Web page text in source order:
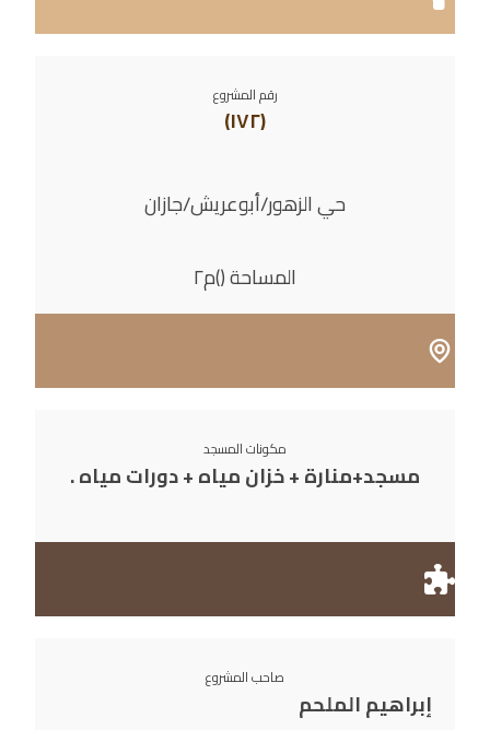
رقم المشروع
(١٧٢)
حي الزهور/أبوعريش/جازان
المساحة ()م٢
مكونات المسجد
مسجد+منارة + خزان مياه + دورات مياه .
صاحب المشروع
إبراهيم الملحم